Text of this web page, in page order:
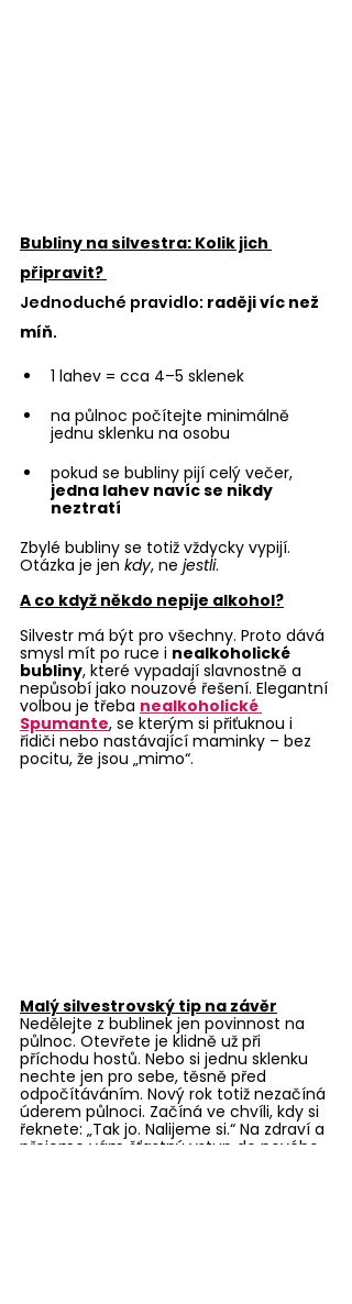
Bubliny na silvestra: Kolik jich
připravit?
Jednoduché pravidlo: raději víc než
míň.
1 lahev = cca 4–5 sklenek
na půlnoc počítejte minimálně
jednu sklenku na osobu
pokud se bubliny pijí celý večer,
jedna lahev navíc se nikdy
neztratí
Zbylé bubliny se totiž vždycky vypijí.
Otázka je jen kdy, ne jestli.
A co když někdo nepije alkohol?
Silvestr má být pro všechny. Proto dává
smysl mít po ruce i nealkoholické
bubliny, které vypadají slavnostně a
nepůsobí jako nouzové řešení. Elegantní
volbou je třeba nealkoholické
Spumante, se kterým si přiťuknou i
řidiči nebo nastávající maminky – bez
pocitu, že jsou „mimo“.
Malý silvestrovský tip na závěr
Nedělejte z bublinek jen povinnost na
půlnoc. Otevřete je klidně už při
příchodu hostů. Nebo si jednu sklenku
nechte jen pro sebe, těsně před
odpočítáváním. Nový rok totiž nezačíná
úderem půlnoci. Začíná ve chvíli, kdy si
řeknete: „Tak jo. Nalijeme si.“ Na zdraví a
přejeme vám šťastný vstup do nového